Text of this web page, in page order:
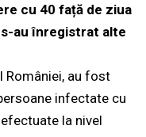
cu 40 față de ziua
au înregistrat alte
României, au fost
infectate cu
la nivel